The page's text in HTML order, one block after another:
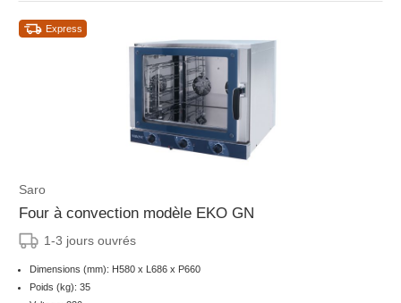
Express
Saro
Four à convection modèle EKO GN
1-3 jours ouvrés
Dimensions (mm): H580 x L686 x P660
Poids (kg): 35